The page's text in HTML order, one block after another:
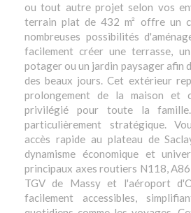
ou tout autre projet selon vos
terrain plat de 432 m² offre un
nombreuses possibilités
facilement créer une terrasse,
potager ou un jardin paysager afin
des beaux jours. Cet extérieur
prolongement de la maison et
privilégié pour toute la famille.
particulièrement stratégique.
accès rapide au plateau de
dynamisme économique et
principaux axes routiers N118,
TGV de Massy et l'aéroport
facilement accessibles,